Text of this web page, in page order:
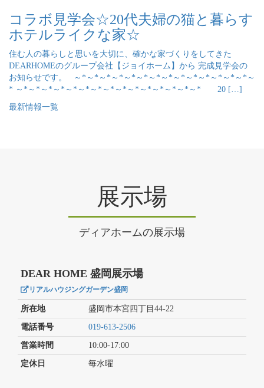
コラボ見学会☆20代夫婦の猫と暮らす
ホテルライクな家☆
住む人の暮らしと思いを大切に、確かな家づくりをしてきた
DEARHOMEのグループ会社【ジョイホーム】から 完成見学会の
お知らせです。 ～*～*～*～*～*～*～*～*～*～*～*～*～*～*～
* ～*～*～*～*～*～*～*～*～*～*～*～*～*～*～* 20 […]
最新情報一覧
展示場
ディアホームの展示場
DEAR HOME 盛岡展示場
リアルハウジングガーデン盛岡
所在地 盛岡市本宮四丁目44-22
電話番号 019-613-2506
営業時間 10:00-17:00
定休日 毎水曜